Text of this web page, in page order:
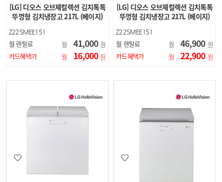
[LG] 디오스 오브제컬렉션 김치톡톡
뚜껑형 김치냉장고 217L (베이지)
Z225MEE151
월 렌탈료 월 41,000 원
카드혜택가
월 16,000 원
[LG] 디오스 오브제컬렉션 김치톡톡
뚜껑형 김치냉장고 217L (베이지)
Z225MEE151
월 렌탈료 월 46,900 원
카드혜택가
월 22,900 원